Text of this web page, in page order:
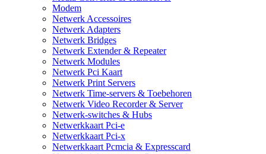
Modem
Netwerk Accessoires
Netwerk Adapters
Netwerk Bridges
Netwerk Extender & Repeater
Netwerk Modules
Netwerk Pci Kaart
Netwerk Print Servers
Netwerk Time-servers & Toebehoren
Netwerk Video Recorder & Server
Netwerk-switches & Hubs
Netwerkkaart Pci-e
Netwerkkaart Pci-x
Netwerkkaart Pcmcia & Expresscard